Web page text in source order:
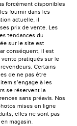
forcément disponibles
fournir dans les
actuelle, il
prix de vente. Les
tendances du
sur le site est
conséquent, il est
pratiqués sur le
Certains
de ne pas être
s’engage à les
se réservent la
sans préavis. Nos
mises en ligne
elles ne sont pas
magasin.